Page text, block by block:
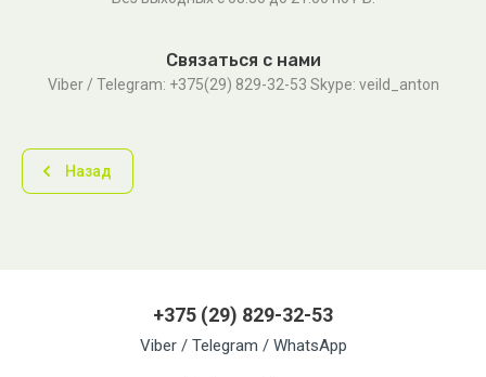
Связаться с нами
Viber / Telegram: +375(29) 829-32-53 Skype: veild_anton
Назад
+375 (29) 829-32-53
Viber / Telegram / WhatsApp